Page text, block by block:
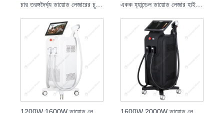
চার তরঙ্গদৈর্ঘ্য ডায়োড লেজারের চুল অপসারণ একক হ্যান্ডেল ডায়োড লেজার হাই স্পিড হেয়ার রিমুভাল লেজার